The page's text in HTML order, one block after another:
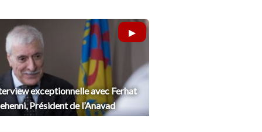
exceptionnelle avec Ferhat
Président de l’Anavad